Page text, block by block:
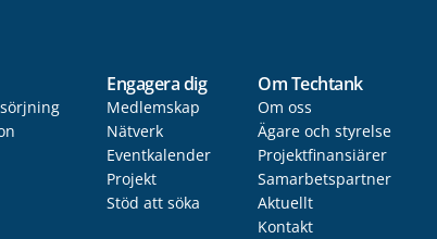
Engagera dig
Medlemskap
Nätverk
Eventkalender
Projekt
Stöd att söka
Om Techtank
Om oss
Ägare och styrelse
Projektfinansiärer
Samarbetspartner
Aktuellt
Kontakt